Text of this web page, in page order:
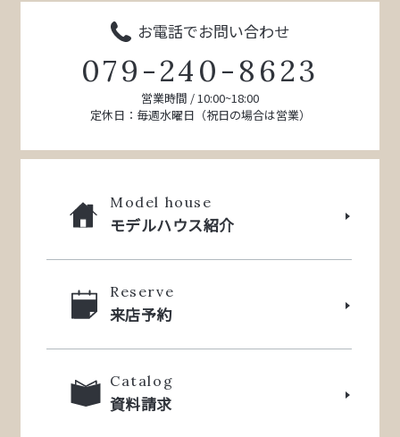
お電話でお問い合わせ
079-240-8623
営業時間 / 10:00~18:00
定休日：毎週水曜日（祝日の場合は営業）
Model house
モデルハウス紹介
Reserve
来店予約
Catalog
資料請求